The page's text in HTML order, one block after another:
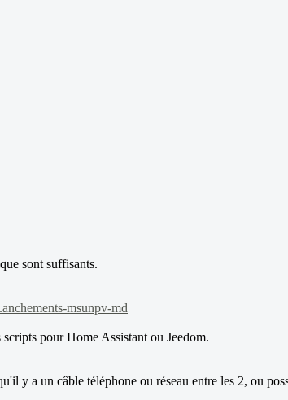
sont suffisants.
msunpv-md
pour Home Assistant ou Jeedom.
y a un câble téléphone ou réseau entre les 2, ou